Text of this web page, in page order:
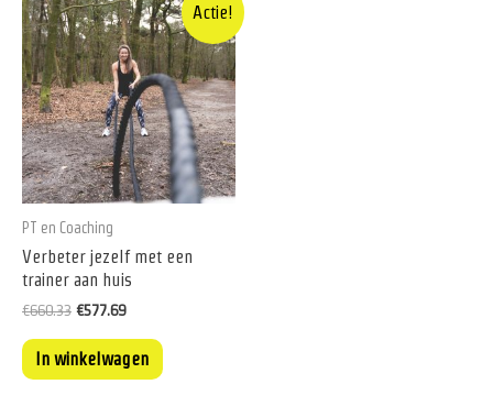
Actie!
PT en Coaching
Verbeter jezelf met een
trainer aan huis
€660.33 €577.69
In winkelwagen